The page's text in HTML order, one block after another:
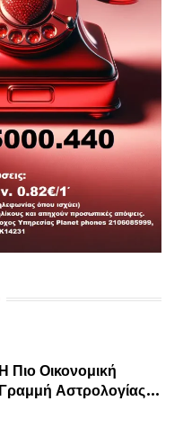
Η Πιο Οικονομική
Γραμμή Αστρολογίας